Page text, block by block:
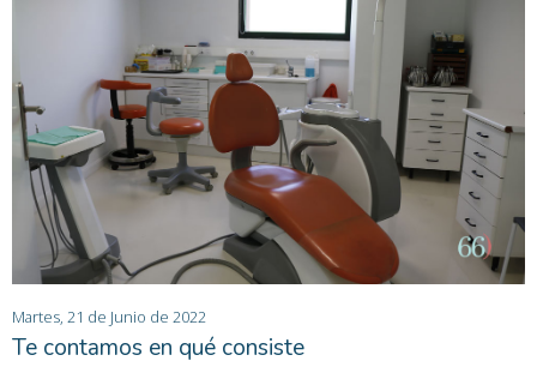
Martes, 21 de Junio de 2022
Te contamos en qué consiste